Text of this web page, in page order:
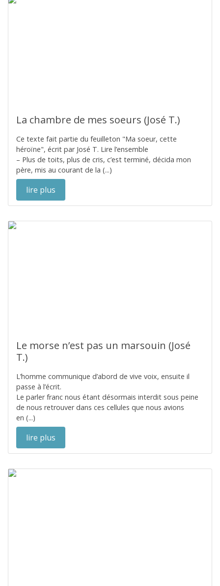
La chambre de mes soeurs (José T.)
Ce texte fait partie du feuilleton "Ma soeur, cette
héroïne", écrit par José T. Lire l’ensemble
– Plus de toits, plus de cris, c’est terminé, décida mon
père, mis au courant de la (...)
lire plus
Le morse n’est pas un marsouin (José
T.)
L’homme communique d’abord de vive voix, ensuite il
passe à l’écrit.
Le parler franc nous étant désormais interdit sous peine
de nous retrouver dans ces cellules que nous avions
en (...)
lire plus